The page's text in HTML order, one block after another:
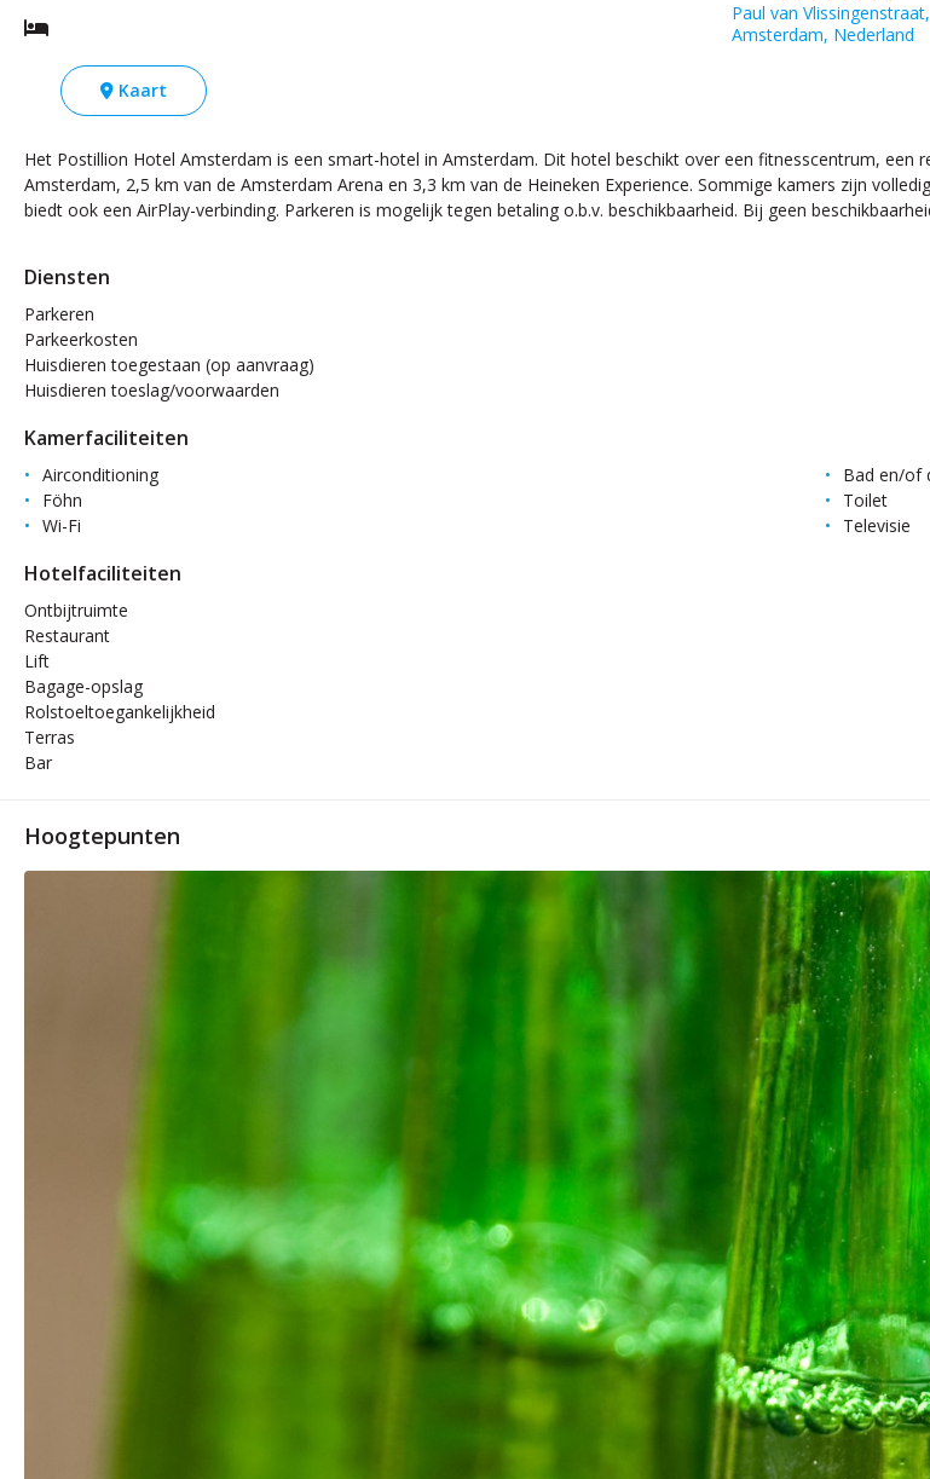
Paul van Vlissingenstraat,
Amsterdam, Nederland
Kaart
Het Postillion Hotel Amsterdam is een smart-hotel in Amsterdam. Dit hotel beschikt over een fitnesscentrum, een
Amsterdam, 2,5 km van de Amsterdam Arena en 3,3 km van de Heineken Experience. Sommige kamers zijn
biedt ook een AirPlay-verbinding. Parkeren is mogelijk tegen betaling o.b.v. beschikbaarheid. Bij geen
Diensten
Parkeren
Parkeerkosten
Huisdieren toegestaan (op aanvraag)
Huisdieren toeslag/voorwaarden
Kamerfaciliteiten
Airconditioning
Bad en/of
Föhn
Toilet
Wi-Fi
Televisie
Hotelfaciliteiten
Ontbijtruimte
Restaurant
Lift
Bagage-opslag
Rolstoeltoegankelijkheid
Terras
Bar
Hoogtepunten